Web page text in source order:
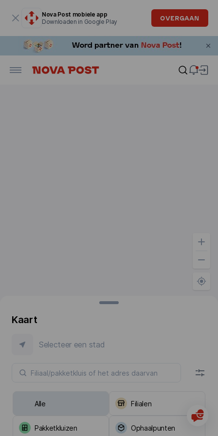
Nova Post mobiele app
Downloaden in Google Play
OVERGAAN
Kaart
Selecteer een stad
Alle Filialen
Pakketkluizen Ophaalpunten